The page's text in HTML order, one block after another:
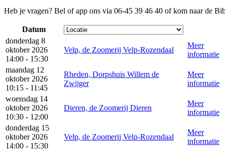
Heb je vragen? Bel of app ons via 06-45 39 46 40 of kom naar de
Datum
donderdag 8
oktober 2026
14:00 - 15:30
Velp, de Zoomerij Velp-Rozendaal
Meer
informatie
maandag 12
oktober 2026
10:15 - 11:45
Rheden, Dorpshuis Willem de
Zwijger
Meer
informatie
woensdag 14
oktober 2026
10:30 - 12:00
Dieren, de Zoomerij Dieren
Meer
informatie
donderdag 15
oktober 2026
14:00 - 15:30
Velp, de Zoomerij Velp-Rozendaal
Meer
informatie